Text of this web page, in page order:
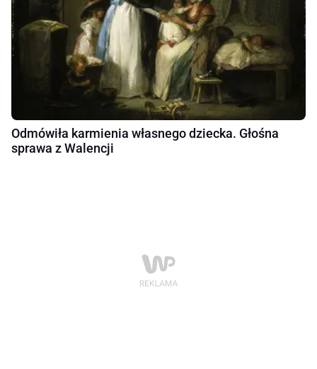
Odmówiła karmienia własnego dziecka. Głośna
sprawa z Walencji